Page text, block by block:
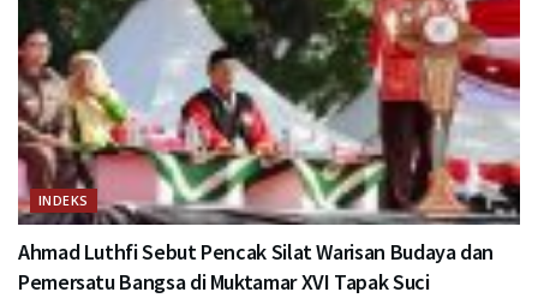
INDEKS
Ahmad Luthfi Sebut Pencak Silat Warisan Budaya dan
Pemersatu Bangsa di Muktamar XVI Tapak Suci